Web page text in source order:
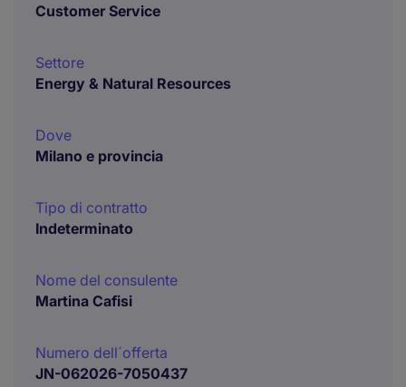
Customer Service
Settore
Energy & Natural Resources
Dove
Milano e provincia
Tipo di contratto
Indeterminato
Nome del consulente
Martina Cafisi
Numero dell´offerta
JN-062026-7050437